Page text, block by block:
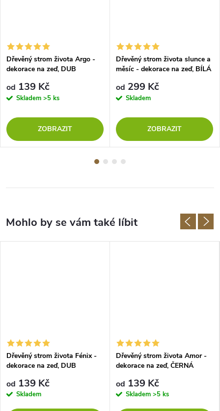
Dřevěný strom života Argo -
dekorace na zeď, DUB
od 139 Kč
Skladem >5 ks
ZOBRAZIT
Dřevěný strom života slunce a
měsíc - dekorace na zeď, BÍLÁ
od 299 Kč
Skladem
ZOBRAZIT
Dřevěný strom života Fénix -
dekorace na zeď, DUB
od 139 Kč
Skladem
Dřevěný strom života Amor -
dekorace na zeď, ČERNÁ
od 139 Kč
Skladem >5 ks